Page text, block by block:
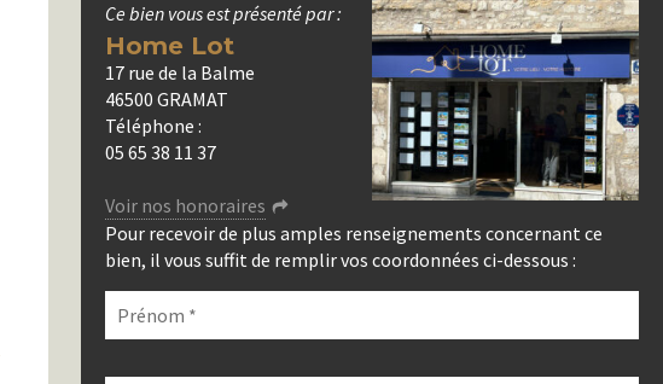
Ce bien vous est présenté par :
Home Lot
17 rue de la Balme
46500 GRAMAT
Téléphone :
05 65 38 11 37
Voir nos honoraires
Pour recevoir de plus amples renseignements concernant ce
bien, il vous suffit de remplir vos coordonnées ci-dessous :
Veuillez